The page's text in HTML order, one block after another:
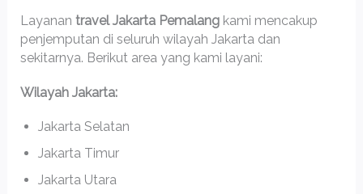
Layanan travel Jakarta Pemalangkami mencakup
penjemputan di seluruh wilayah Jakarta dan
sekitarnya. Berikut area yang kami layani:
Wilayah Jakarta:
Jakarta Selatan
Jakarta Timur
Jakarta Utara